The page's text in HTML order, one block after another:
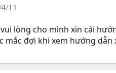
11
lòng cho mình xin cái
mắc đợi khi xem hướng